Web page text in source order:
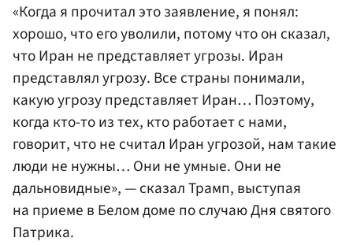
«Когда я прочитал это заявление, я понял:
хорошо, что его уволили, потому что он сказал,
что Иран не представляет угрозы. Иран
представлял угрозу. Все страны понимали,
какую угрозу представляет Иран… Поэтому,
когда кто-то из тех, кто работает с нами,
говорит, что не считал Иран угрозой, нам такие
люди не нужны… Они не умные. Они не
дальновидные», — сказал Трамп, выступая
на приеме в Белом доме по случаю Дня святого
Патрика.